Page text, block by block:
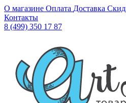
О магазине Оплата Доставка
Контакты
8 (499) 350 17 87